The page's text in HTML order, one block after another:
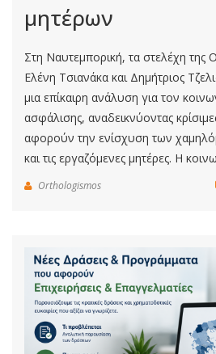
μητέρων
Στη Ναυτεμπορική, τα στελέχη
Ελένη Τσιανάκα και Δημήτριος
μια επίκαιρη ανάλυση για τον
ασφάλισης, αναδεικνύοντας
αφορούν την ενίσχυση των
και τις εργαζόμενες μητέρες. Η
Orthologismos